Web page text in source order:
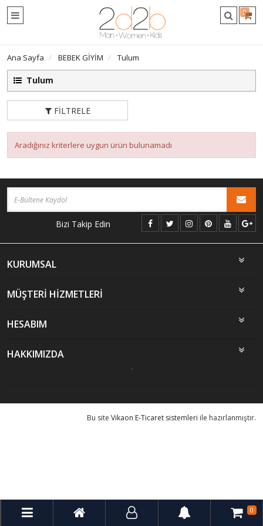
0
Ana Sayfa BEBEK GİYİM Tulum
Tulum
FILTRELE
Aradığınız kriterlere uygun ürün bulunamadı
Bizi Takip Edin
KURUMSAL
MÜŞTERİ HİZMETLERİ
HESABIM
HAKKIMIZDA
Bu site Vikaon E-Ticaret sistemleri ile hazırlanmıştır.
0